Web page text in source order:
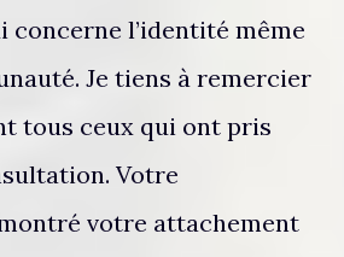
concerne l’identité même
Je tiens à remercier
tous ceux qui ont pris
Votre
votre attachement